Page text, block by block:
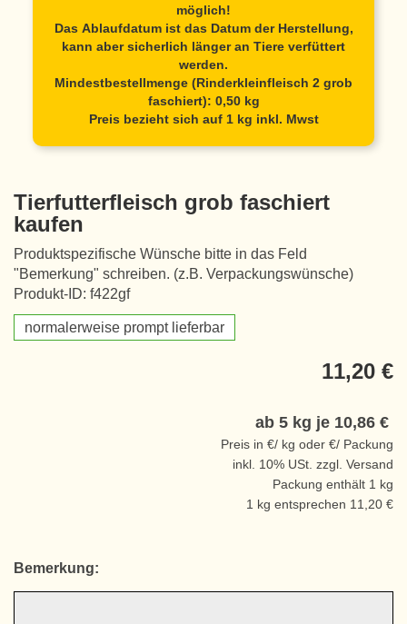
möglich!
Das Ablaufdatum ist das Datum der Herstellung,
kann aber sicherlich länger an Tiere verfüttert
werden.
Mindestbestellmenge (Rinderkleinfleisch 2 grob
faschiert): 0,50 kg
Preis bezieht sich auf 1 kg inkl. Mwst
Tierfutterfleisch grob faschiert
kaufen
Produktspezifische Wünsche bitte in das Feld
"Bemerkung" schreiben. (z.B. Verpackungswünsche)
Produkt-ID: f422gf
normalerweise prompt lieferbar
11,20 €
ab 5 kg je 10,86 €
Preis in €/ kg oder €/ Packung
inkl. 10% USt. zzgl. Versand
Packung enthält 1 kg
1 kg entsprechen 11,20 €
Bemerkung: